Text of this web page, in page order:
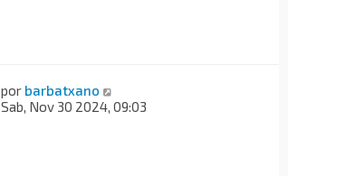
por barbatxano
Sab, Nov 30 2024, 09:03